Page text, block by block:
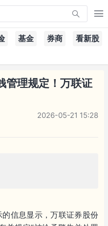
基金 券商
看新股
管理规定！万联证
2026-05-21 15:28
信息显示，万联证券股份